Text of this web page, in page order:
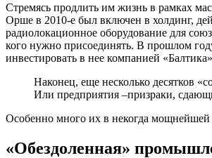
Стремясь продлить им жизнь в рамках
Орше в 2010-е был включен в холдинг,
радиолокационное оборудование для
кого нужно присоединять. В прошлом
инвестировать в нее компанией
Наконец, еще несколько десятков
Или предприятия –призраки,
Особенно много их в некогда мощнейшей
«Обездоленная»